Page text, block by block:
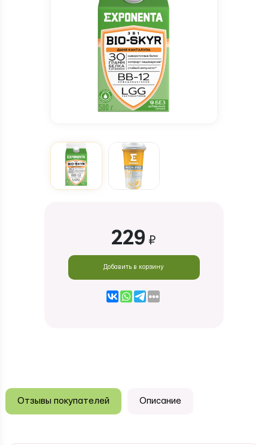
229 ₽
Добавить в корзину
Отзывы покупателей Описание